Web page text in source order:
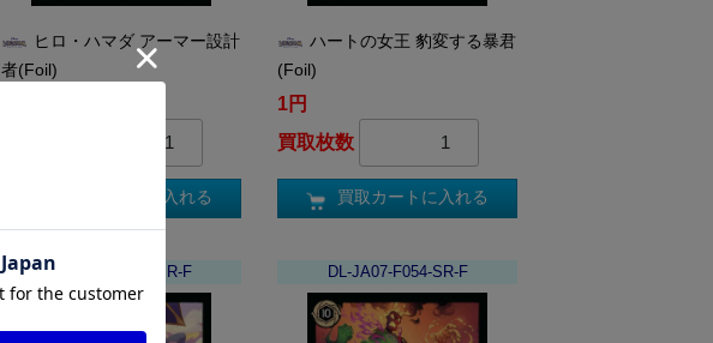
ヒロ・ハマダ アーマー設計
者(Foil)
買取カートに入れる
ハートの女王 豹変する暴君
(Foil)
1円
買取枚数
買取カートに入れる
DL-JA07-F068-SR-F DL-JA07-F054-SR-F